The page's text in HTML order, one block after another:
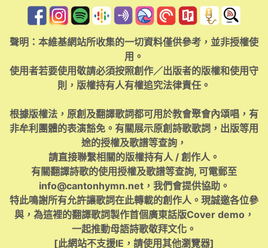
聲明：本維基網站所收集的一切資料僅供參考，並非授權使
用。
使用者若要使用敬請必須按照創作／出版者的版權和使用守
則，版權持有人有權追究法律責任。
根據版權法，原創及翻譯歌詞都可用於教會聚會內頌唱，有
非牟利團體的表演豁免。有關展示原創詩歌歌詞，出版等用
途的授權及歌譜等查詢，
請直接聯繫相關的版權持有人 / 創作人。
有關翻譯詩歌的使用授權及歌譜等查詢, 可電郵至
info@cantonhymn.net，我們會提供協助。
特此鳴謝所有允許讓歌詞在此轉載的創作人。現誠邀各位參
與，為這裡的翻譯歌詞製作首個廣東話版Cover demo，
一起推動母語詩歌敬拜文化。
[此網站不支援IE，請使用其他瀏覽器]